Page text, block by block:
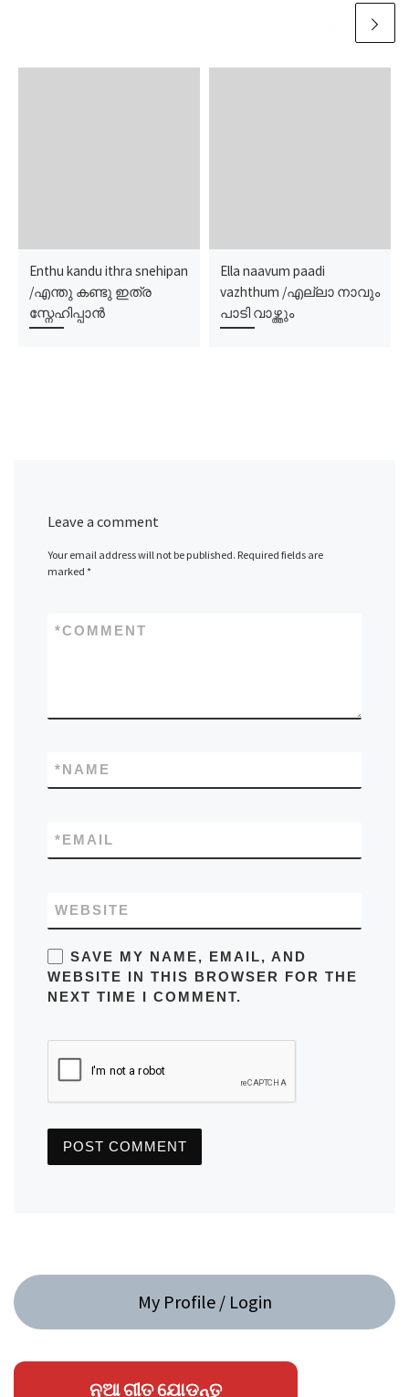
Enthu kandu ithra snehipan
/എന്തു കണ്ടു ഇത്ര
സ്നേഹിപ്പാൻ
Ella naavum paadi
vazhthum /എല്ലാ നാവും
പാടി വാഴ്ത്തും
Leave a comment
Your email address will not be published. Required fields are
marked *
COMMENT
*
NAME
*
EMAIL
*
WEBSITE
SAVE MY NAME, EMAIL, AND
WEBSITE IN THIS BROWSER FOR THE
NEXT TIME I COMMENT.
My Profile / Login
ନୂଆ ଗୀତ ଯୋଡନ୍ତୁ